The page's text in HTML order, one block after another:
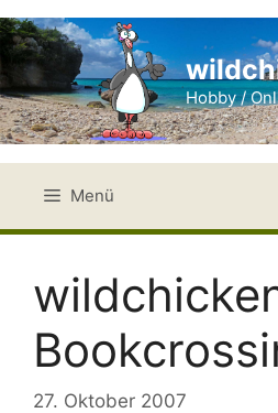
Zum
Inhalt
springen
Hobby /
Menü
27. Oktober 2007